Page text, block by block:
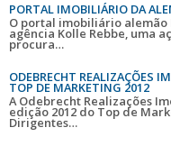
PORTAL IMOBILIÁRIO DA
O portal imobiliário
agência Kolle Rebbe, uma
procura…
ODEBRECHT REALIZAÇÕES
TOP DE MARKETING 2012
A Odebrecht Realizações
edição 2012 do Top de
Dirigentes…